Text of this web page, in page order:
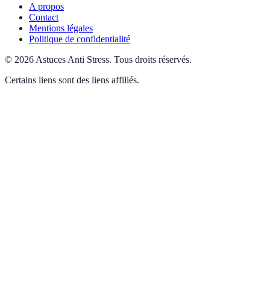
A propos
Contact
Mentions légales
Politique de confidentialité
© 2026 Astuces Anti Stress. Tous droits réservés.
Certains liens sont des liens affiliés.